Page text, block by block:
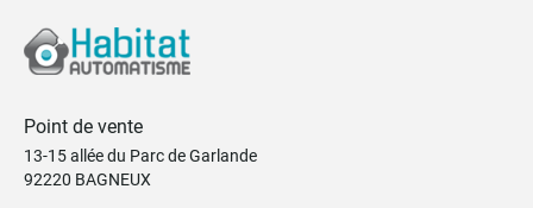
Point de vente
13-15 allée du Parc de Garlande
92220 BAGNEUX